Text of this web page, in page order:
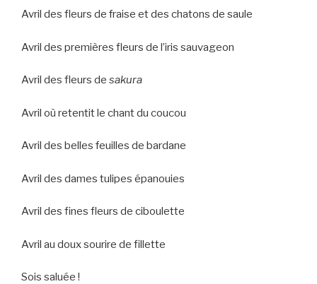
Avril des fleurs de fraise et des chatons de saule
Avril des premières fleurs de l’iris sauvageon
Avril des fleurs de sakura
Avril où retentit le chant du coucou
Avril des belles feuilles de bardane
Avril des dames tulipes épanouies
Avril des fines fleurs de ciboulette
Avril au doux sourire de fillette
Sois saluée !